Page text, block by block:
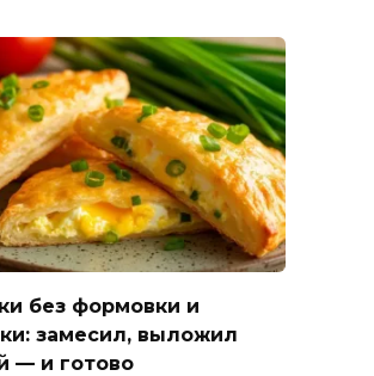
без формовки и
замесил, выложил
— и готово